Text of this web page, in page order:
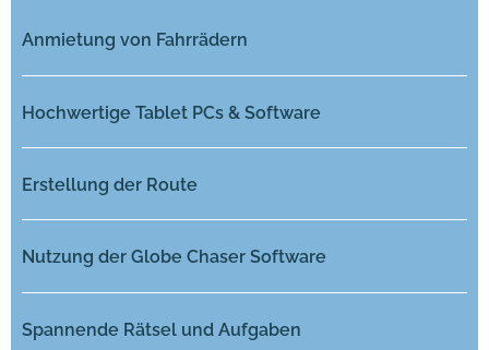
Anmietung von Fahrrädern
Hochwertige Tablet PCs & Software
Erstellung der Route
Nutzung der Globe Chaser Software
Spannende Rätsel und Aufgaben